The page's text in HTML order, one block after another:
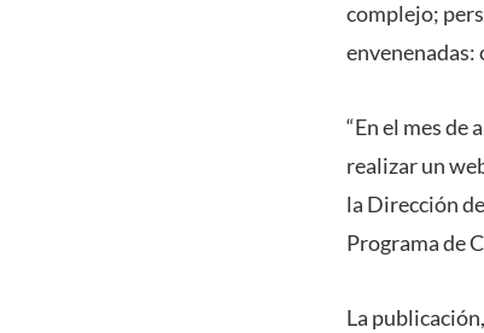
complejo;
“En el mes de
realizar un
la Dirección
Programa de
La